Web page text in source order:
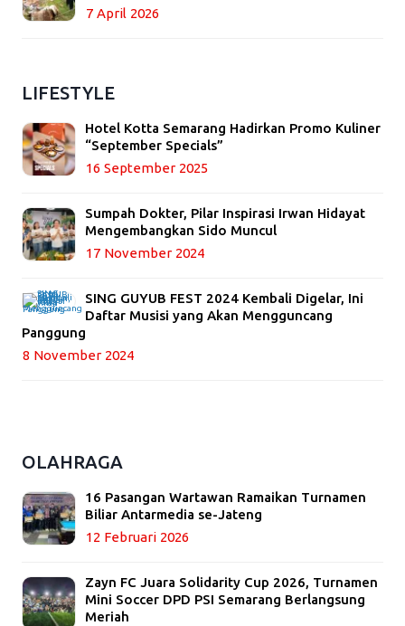
7 April 2026
LIFESTYLE
Hotel Kotta Semarang Hadirkan Promo Kuliner
“September Specials”
16 September 2025
Sumpah Dokter, Pilar Inspirasi Irwan Hidayat
Mengembangkan Sido Muncul
17 November 2024
SING GUYUB FEST 2024 Kembali Digelar, Ini
Daftar Musisi yang Akan Mengguncang
Panggung
8 November 2024
OLAHRAGA
16 Pasangan Wartawan Ramaikan Turnamen
Biliar Antarmedia se-Jateng
12 Februari 2026
Zayn FC Juara Solidarity Cup 2026, Turnamen
Mini Soccer DPD PSI Semarang Berlangsung
Meriah